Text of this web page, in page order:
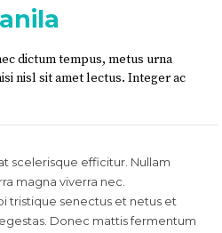
dictum tempus, metus urna
nisl sit amet lectus. Integer ac
scelerisque efficitur. Nullam
magna viverra nec.
tristique senectus et netus et
Donec mattis fermentum